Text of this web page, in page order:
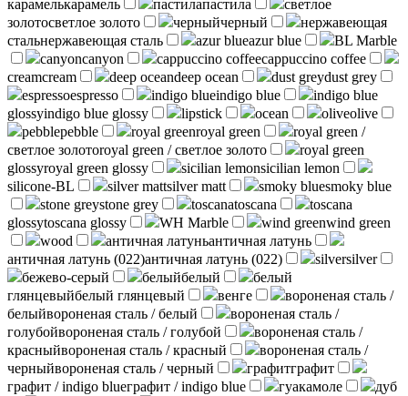
карамелькарамель пастилапастила
светлое
золотосветлое золото черныйчерный
нержавеющая
стальнержавеющая сталь azur blueazur blue
BL Marble
canyoncanyon cappuccino coffeecappuccino coffee
creamcream deep oceandeep ocean dust greydust grey
espressoespresso indigo blueindigo blue
indigo blue
glossyindigo blue glossy lipstick ocean oliveolive
pebblepebble royal greenroyal green
royal green /
светлое золотоroyal green / светлое золото
royal green
glossyroyal green glossy sicilian lemonsicilian lemon
silicone-BL
silver mattsilver matt smoky bluesmoky blue
stone greystone grey toscanatoscana
toscana
glossytoscana glossy WH Marble wind greenwind green
wood
античная латуньантичная латунь
античная латунь (022)античная латунь (022) silversilver
бежево-серый
белыйбелый
белый
глянцевыйбелый глянцевый венге
вороненая сталь /
белыйвороненая сталь / белый
вороненая сталь /
голубойвороненая сталь / голубой
вороненая сталь /
красныйвороненая сталь / красный
вороненая сталь /
черныйвороненая сталь / черный графитграфит
графит / indigo blueграфит / indigo blue гуакамоле
дуб